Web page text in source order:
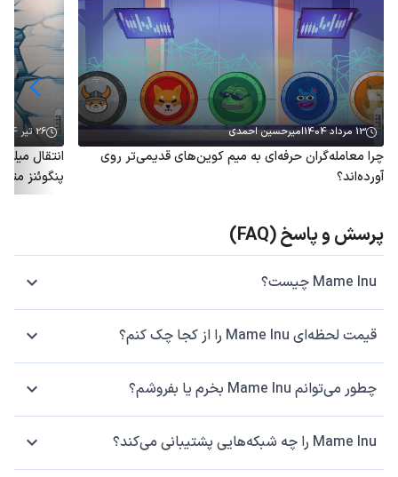
13 مرداد 1404 امیرحسین احمدی
چرا معامله‌گران حرفه‌ای به میم کوین‌های قدیمی‌تر روی
آورده‌اند؟
26 تیر 1404
پنگوئنز
پرسش و پاسخ (FAQ)
Mame Inu چیست؟
قیمت لحظه‌ای Mame Inu را از کجا چک کنم؟
چطور می‌توانم Mame Inu بخرم یا بفروشم؟
Mame Inu را چه شبکه‌هایی پشتیبانی می‌کند؟